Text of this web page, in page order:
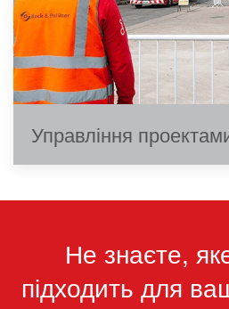
Управління
Не знаєте,
підходить для